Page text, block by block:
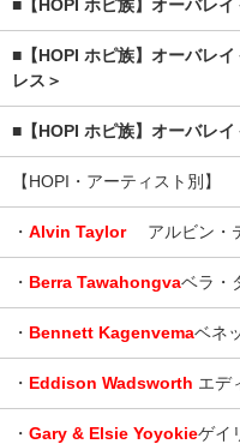
■【HOPI ホピ族】オーバレイ
■【HOPI ホピ族】オーバレ
レス＞
■【HOPI ホピ族】オーバレ
【HOPI・アーティスト別】
・ Alvin Taylor アルビン・
・ Berra Tawahongvaベラ・
・ Bennett Kagenvemaベネ
・ Eddison Wadsworth エデ
・ Gary & Elsie Yoyokieゲイ